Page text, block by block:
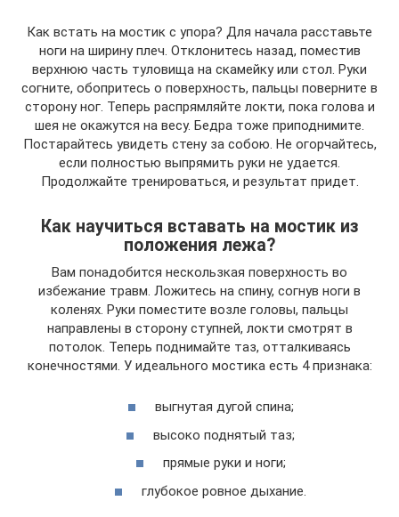
Как встать на мостик с упора? Для начала расставьте
ноги на ширину плеч. Отклонитесь назад, поместив
верхнюю часть туловища на скамейку или стол. Руки
согните, обопритесь о поверхность, пальцы поверните в
сторону ног. Теперь распрямляйте локти, пока голова и
шея не окажутся на весу. Бедра тоже приподнимите.
Постарайтесь увидеть стену за собою. Не огорчайтесь,
если полностью выпрямить руки не удается.
Продолжайте тренироваться, и результат придет.
Как научиться вставать на мостик из
положения лежа?
Вам понадобится нескользкая поверхность во
избежание травм. Ложитесь на спину, согнув ноги в
коленях. Руки поместите возле головы, пальцы
направлены в сторону ступней, локти смотрят в
потолок. Теперь поднимайте таз, отталкиваясь
конечностями. У идеального мостика есть 4 признака:
выгнутая дугой спина;
высоко поднятый таз;
прямые руки и ноги;
глубокое ровное дыхание.